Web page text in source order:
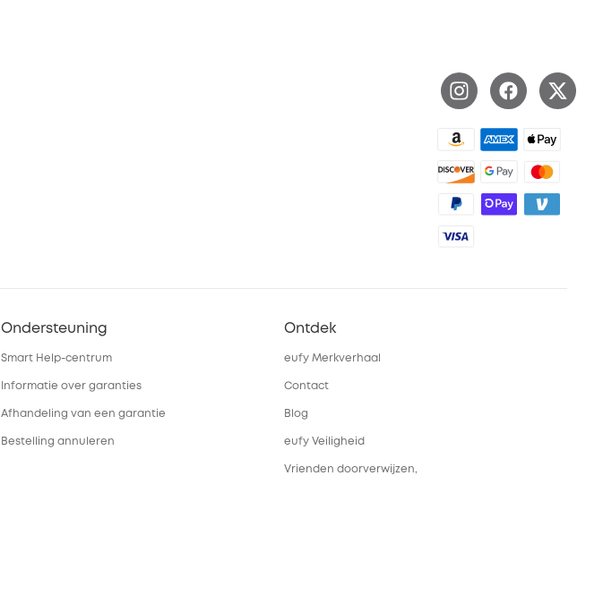
Ondersteuning
Smart Help-centrum
Informatie over garanties
Afhandeling van een garantie
Bestelling annuleren
Ontdek
eufy Merkverhaal
Contact
Blog
eufy Veiligheid
Vrienden doorverwijzen,